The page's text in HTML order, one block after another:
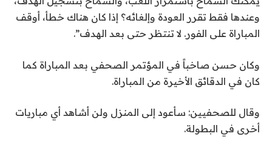
وعندها فقط تقرر العودة وإلغائه؟ إذا كان هناك خطأ، أوقف
المباراة على الفور. لا تنتظر حتى بعد الهدف”.
وكان حسن صاخباً في المؤتمر الصحفي بعد المباراة كما
كان في الدقائق الأخيرة من المباراة.
وقال للصحفيين: سأعود إلى المنزل ولن أشاهد أي مباريات
أخرى في البطولة.